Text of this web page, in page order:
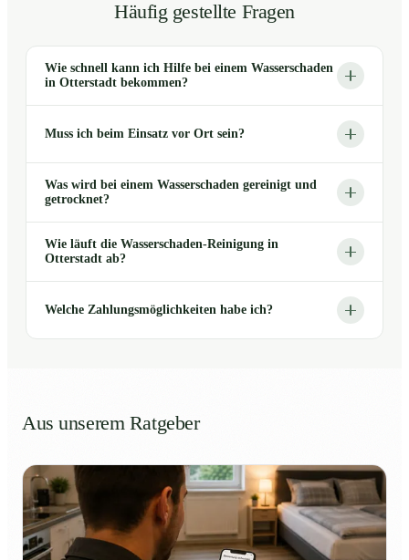
Häufig gestellte Fragen
Wie schnell kann ich Hilfe bei einem Wasserschaden
in Otterstadt bekommen?
Muss ich beim Einsatz vor Ort sein?
Was wird bei einem Wasserschaden gereinigt und
getrocknet?
Wie läuft die Wasserschaden-Reinigung in
Otterstadt ab?
Welche Zahlungsmöglichkeiten habe ich?
Aus unserem Ratgeber